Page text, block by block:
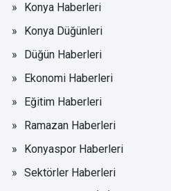
Konya Haberleri
Konya Düğünleri
Düğün Haberleri
Ekonomi Haberleri
Eğitim Haberleri
Ramazan Haberleri
Konyaspor Haberleri
Sektörler Haberleri